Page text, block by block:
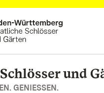
und
GENIESSEN.